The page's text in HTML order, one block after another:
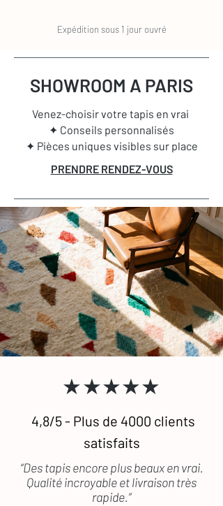
Expédition sous 1 jour ouvré
SHOWROOM A PARIS
Venez-choisir votre tapis en vrai
✦ Conseils personnalisés
✦ Pièces uniques visibles sur place
PRENDRE RENDEZ-VOUS
★★★★★
4,8/5 - Plus de 4000 clients
satisfaits
“Des tapis encore plus beaux en vrai.
Qualité incroyable et livraison très
rapide.”